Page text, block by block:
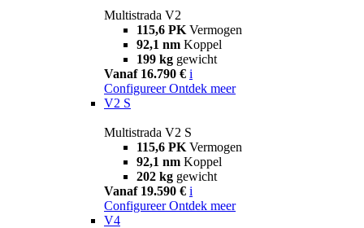
Multistrada V2
115,6 PK Vermogen
92,1 nm Koppel
199 kg gewicht
Vanaf 16.790 € i
Configureer Ontdek meer
V2 S
Multistrada V2 S
115,6 PK Vermogen
92,1 nm Koppel
202 kg gewicht
Vanaf 19.590 € i
Configureer Ontdek meer
V4